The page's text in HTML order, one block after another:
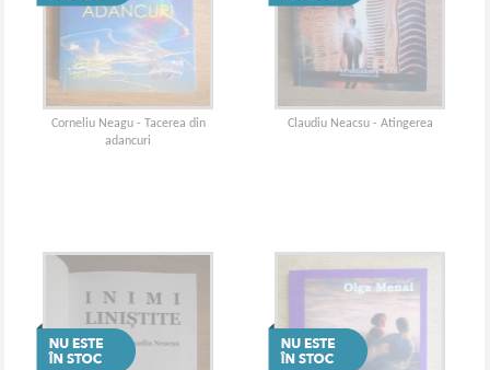
Corneliu Neagu - Tacerea din
adancuri
Claudiu Neacsu - Atingerea